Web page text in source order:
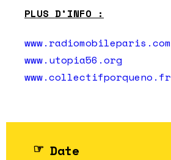
PLUS D’INFO :
www.radiomobileparis.com
www.utopia56.org
www.collectifporqueno.fr
Date